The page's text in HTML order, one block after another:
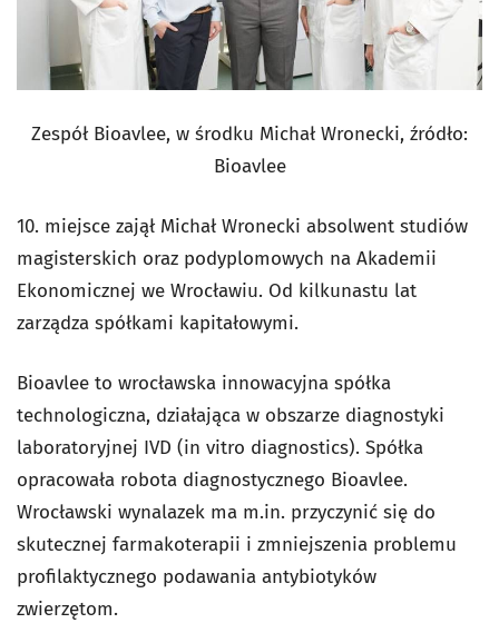
Zespół Bioavlee, w środku Michał Wronecki, źródło:
Bioavlee
10. miejsce zajął Michał Wronecki absolwent studiów
magisterskich oraz podyplomowych na Akademii
Ekonomicznej we Wrocławiu. Od kilkunastu lat
zarządza spółkami kapitałowymi.
Bioavlee to wrocławska innowacyjna spółka
technologiczna, działająca w obszarze diagnostyki
laboratoryjnej IVD (in vitro diagnostics). Spółka
opracowała robota diagnostycznego Bioavlee.
Wrocławski wynalazek ma m.in. przyczynić się do
skutecznej farmakoterapii i zmniejszenia problemu
profilaktycznego podawania antybiotyków
zwierzętom.